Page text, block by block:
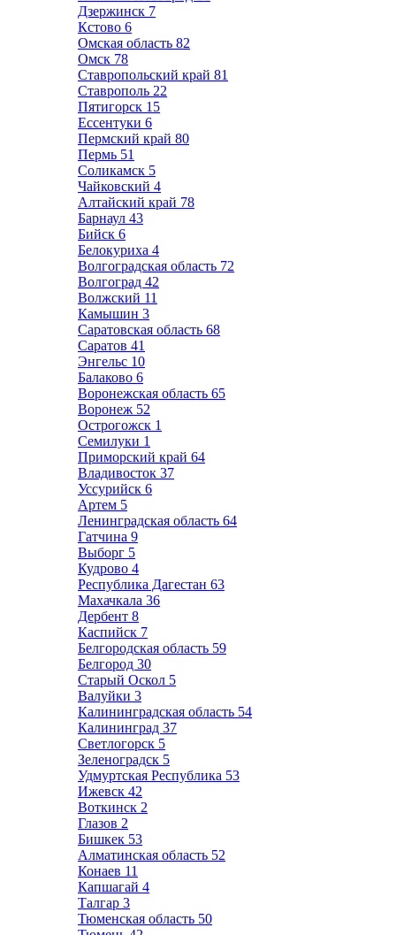
Дзержинск 7
Кстово 6
Омская область 82
Омск 78
Ставропольский край 81
Ставрополь 22
Пятигорск 15
Ессентуки 6
Пермский край 80
Пермь 51
Соликамск 5
Чайковский 4
Алтайский край 78
Барнаул 43
Бийск 6
Белокуриха 4
Волгоградская область 72
Волгоград 42
Волжский 11
Камышин 3
Саратовская область 68
Саратов 41
Энгельс 10
Балаково 6
Воронежская область 65
Воронеж 52
Острогожск 1
Семилуки 1
Приморский край 64
Владивосток 37
Уссурийск 6
Артем 5
Ленинградская область 64
Гатчина 9
Выборг 5
Кудрово 4
Республика Дагестан 63
Махачкала 36
Дербент 8
Каспийск 7
Белгородская область 59
Белгород 30
Старый Оскол 5
Валуйки 3
Калининградская область 54
Калининград 37
Светлогорск 5
Зеленоградск 5
Удмуртская Республика 53
Ижевск 42
Воткинск 2
Глазов 2
Бишкек 53
Алматинская область 52
Конаев 11
Капшагай 4
Талгар 3
Тюменская область 50